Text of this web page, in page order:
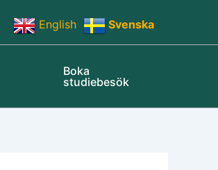
English Svenska
Boka
studiebesök